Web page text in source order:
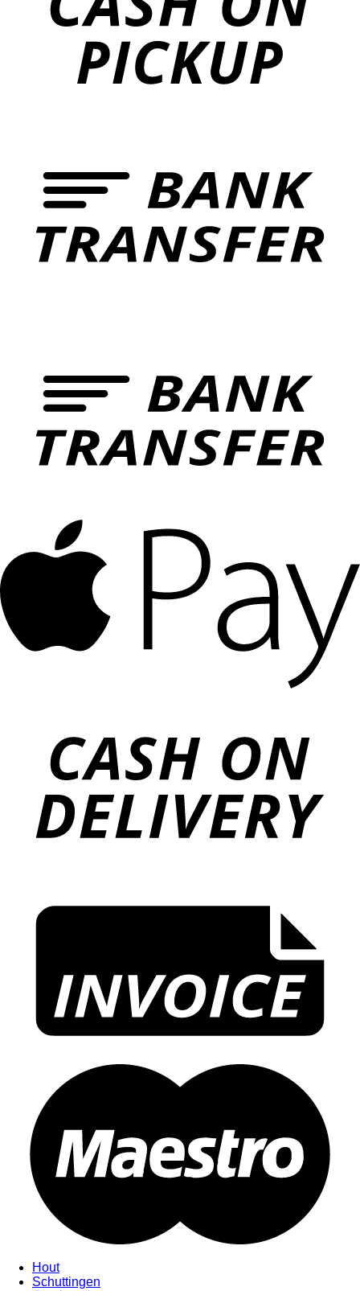
Hout
Schuttingen